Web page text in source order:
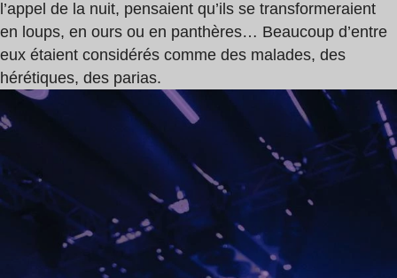
l’appel de la nuit, pensaient qu’ils se transformeraient
en loups, en ours ou en panthères… Beaucoup d’entre
eux étaient considérés comme des malades, des
hérétiques, des parias.